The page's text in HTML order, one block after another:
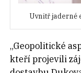
Uvnitř jaderné
„Geopolitické
kteří projevili